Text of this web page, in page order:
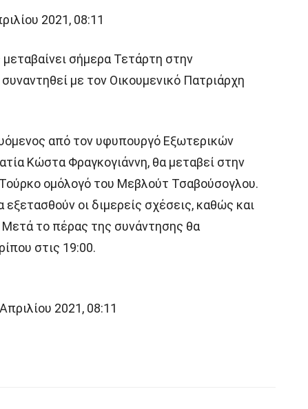
2021, 08:11
σήμερα Τετάρτη στην
με τον Οικουμενικό Πατριάρχη
από τον υφυπουργό Εξωτερικών
Κώστα Φραγκογιάννη, θα μεταβεί στην
ομόλογό του Μεβλούτ Τσαβούσογλου.
οι διμερείς σχέσεις, καθώς και
Μετά το πέρας της συνάντησης θα
στις 19:00.
2021, 08:11